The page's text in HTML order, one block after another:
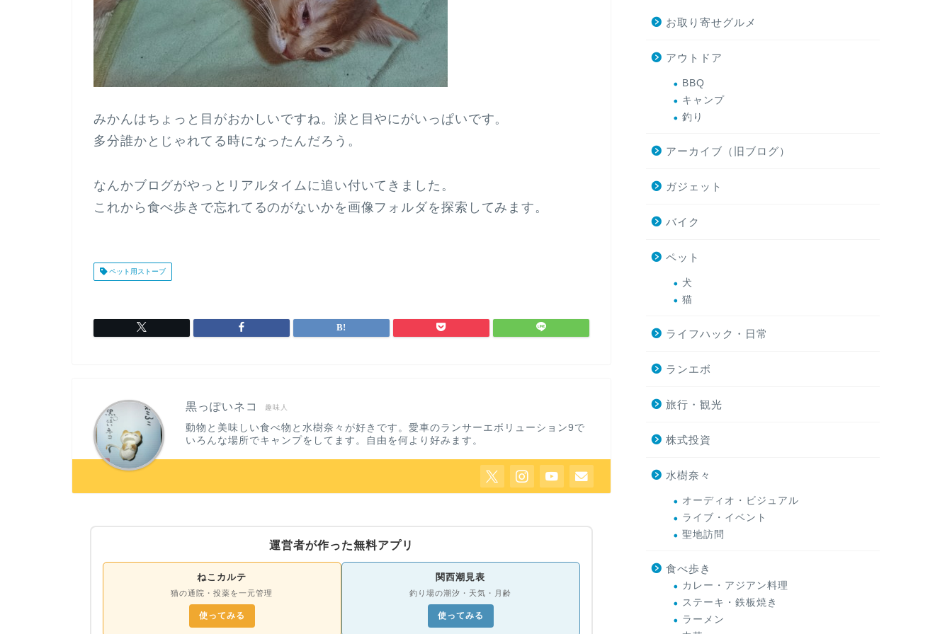
みかんはちょっと目がおかしいですね。涙と目やにがいっぱいです。
多分誰かとじゃれてる時になったんだろう。
なんかブログがやっとリアルタイムに追い付いてきました。
これから食べ歩きで忘れてるのがないかを画像フォルダを探索してみます。
ペット用ストーブ
趣味人
黒っぽいネコ
動物と美味しい食べ物と水樹奈々が好きです。愛車のランサーエボリューション9で
いろんな場所でキャンプをしてます。自由を何より好みます。
運営者が作った無料アプリ
ねこカルテ
猫の通院・投薬を一元管理
使ってみる
関西潮見表
釣り場の潮汐・天気・月齢
使ってみる
お取り寄せグルメ
アウトドア
BBQ
キャンプ
釣り
アーカイブ（旧ブログ）
ガジェット
バイク
ペット
犬
猫
ライフハック・日常
ランエボ
旅行・観光
株式投資
水樹奈々
オーディオ・ビジュアル
ライブ・イベント
聖地訪問
食べ歩き
カレー・アジアン料理
ステーキ・鉄板焼き
ラーメン